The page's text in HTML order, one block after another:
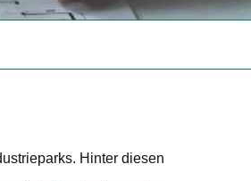
Hinter diesen